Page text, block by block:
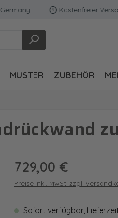
Kostenfreier Versand
MUSTER ZUBEHÖR
Regulärer Preis:
729,00 €
Preise inkl. MwSt. zzgl.
Sofort verfügbar,